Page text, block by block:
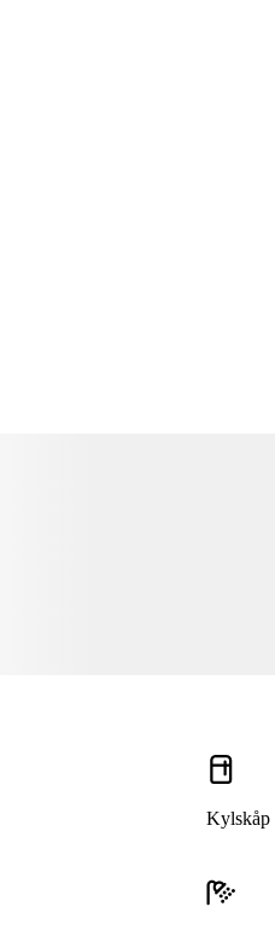
Kylskåp